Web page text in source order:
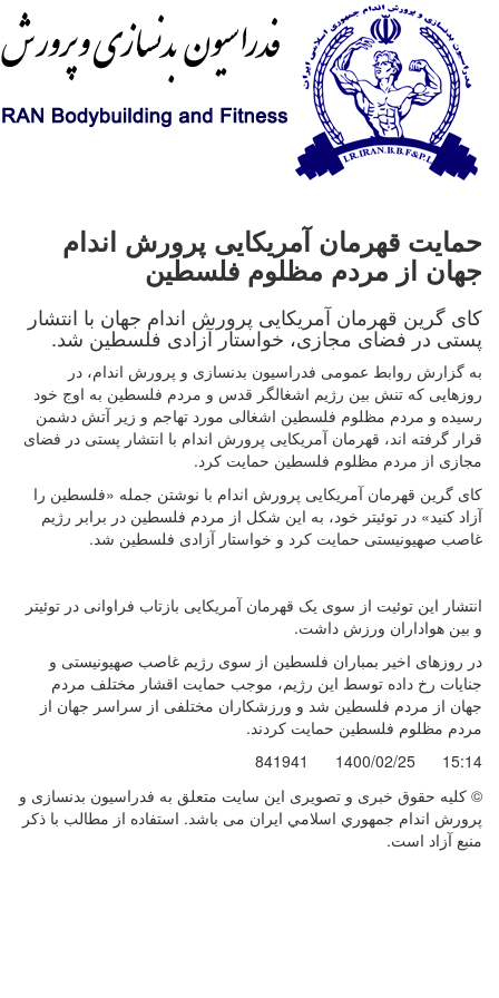
حمایت قهرمان آمریکایی پرورش اندام
جهان از مردم مظلوم فلسطین
کای گرین قهرمان آمریکایی پرورش اندام جهان با انتشار
پستی در فضای مجازی، خواستار آزادی فلسطین شد.
به گزارش روابط عمومی فدراسیون بدنسازی و پرورش اندام، در
روزهایی که تنش بین رژیم اشغالگر قدس و مردم فلسطین به اوج خود
رسیده و مردم مظلوم فلسطین اشغالی مورد تهاجم و زیر آتش دشمن
قرار گرفته اند، قهرمان آمریکایی پرورش اندام با انتشار پستی در فضای
مجازی از مردم مظلوم فلسطین حمایت کرد.
کای گرین قهرمان آمریکایی پرورش اندام با نوشتن جمله «فلسطین را
آزاد کنید» در توئیتر خود، به این شکل از مردم فلسطین در برابر رژیم
غاصب صهیونیستی حمایت کرد و خواستار آزادی فلسطین شد.
انتشار این توئیت از سوی یک قهرمان آمریکایی بازتاب فراوانی در توئیتر
و بین هواداران ورزش داشت.
در روزهای اخیر بمباران فلسطین از سوی رژیم غاصب صهیونیستی و
جنایات رخ داده توسط این رژیم، موجب حمایت اقشار مختلف مردم
جهان از مردم فلسطین شد و ورزشکاران مختلفی از سراسر جهان از
مردم مظلوم فلسطین حمایت کردند.
15:14
1400/02/25
841941
© کليه حقوق خبری و تصويری اين سايت متعلق به فدراسيون بدنسازی و
پرورش اندام جمهوري اسلامي ايران می باشد. استفاده از مطالب با ذكر
منبع آزاد است.